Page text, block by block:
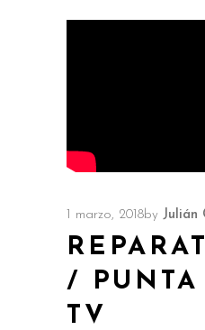
1 marzo, 2018by Julián
/ PUNTA
TV